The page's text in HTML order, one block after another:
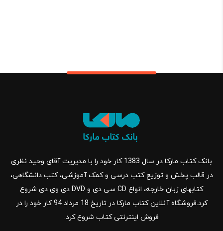
بانک کتاب مارکا در سال 1383 کار خود را با مدیریت آقای وحید نظری
در قالب پخش و توزیع کتب درسی و کمک آموزشی، کتب دانشگاهی،
کتابهای زبان خارجه، انواع CD سی دی و DVD دی وی دی شروع
کرد.فروشگاه آنلاین کتاب مارکا در تاریخ 18 مرداد 94 کار خود را در
فروش اینترنتی کتاب شروع کرد.